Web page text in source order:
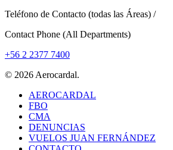
Teléfono de Contacto (todas las Áreas) /
Contact Phone (All Departments)
+56 2 2377 7400
© 2026 Aerocardal.
Close
Menu
AEROCARDAL
FBO
CMA
DENUNCIAS
VUELOS JUAN FERNÁNDEZ